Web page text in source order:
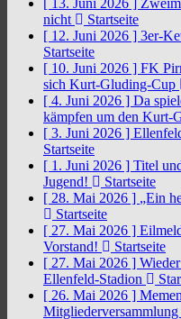
[ 13. Juni 2026 ]
nicht
Startseite
[ 12. Juni 2026 ] 3er-
Startseite
[ 10. Juni 2026 ] FK
sich Kurt-Gluding-Cup
[ 4. Juni 2026 ] Da
kämpfen um den Kurt-
[ 3. Juni 2026 ]
Startseite
[ 1. Juni 2026 ] Titel
Jugend!
Startseite
[ 28. Mai 2026 ] „Ein
Startseite
[ 27. Mai 2026 ]
Vorstand!
Startseite
[ 27. Mai 2026 ]
Ellenfeld-Stadion
[ 26. Mai 2026 ]